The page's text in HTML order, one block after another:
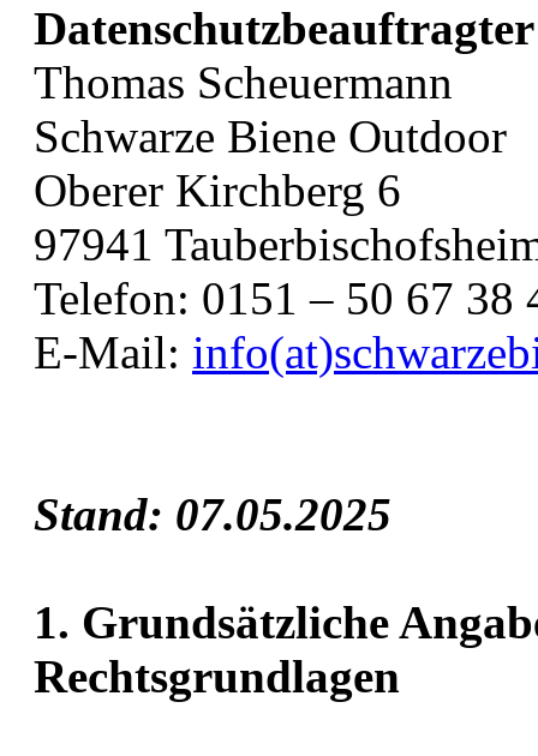
Thomas Scheuermann
Schwarze Biene Outdoor
Oberer Kirchberg 6
97941
Telefon: 0151 – 50 67 38
E-Mail:
Stand: 07.05.2025
1. Grundsätzliche
Rechtsgrundlagen